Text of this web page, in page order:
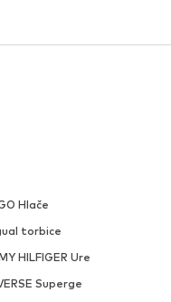
Hlače
torbice
HILFIGER Ure
Superge